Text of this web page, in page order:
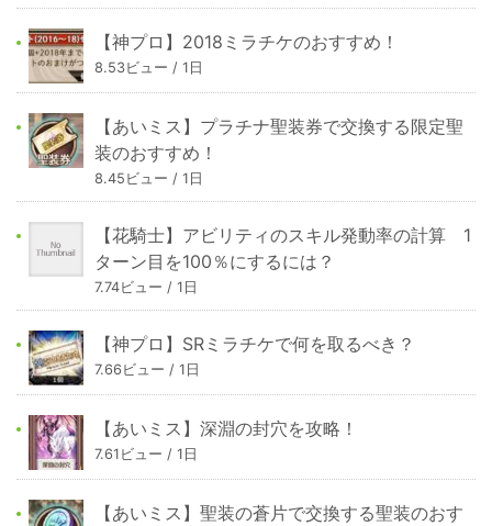
【神プロ】2018ミラチケのおすすめ！
8.53ビュー / 1日
【あいミス】プラチナ聖装券で交換する限定聖
装のおすすめ！
8.45ビュー / 1日
【花騎士】アビリティのスキル発動率の計算 1
ターン目を100％にするには？
7.74ビュー / 1日
【神プロ】SRミラチケで何を取るべき？
7.66ビュー / 1日
【あいミス】深淵の封穴を攻略！
7.61ビュー / 1日
【あいミス】聖装の蒼片で交換する聖装のおす